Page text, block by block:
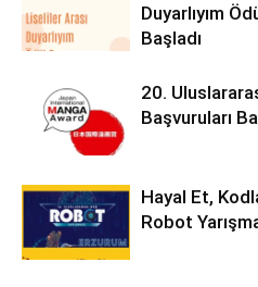
Duyarlıyım
Başladı
20.
Başvuruları
Hayal Et,
Robot